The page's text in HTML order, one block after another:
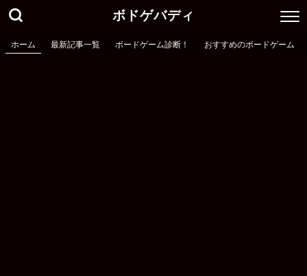
ボドゲバディ
ホーム 最新記事一覧 ボードゲーム診断！ おすすめのボードゲーム